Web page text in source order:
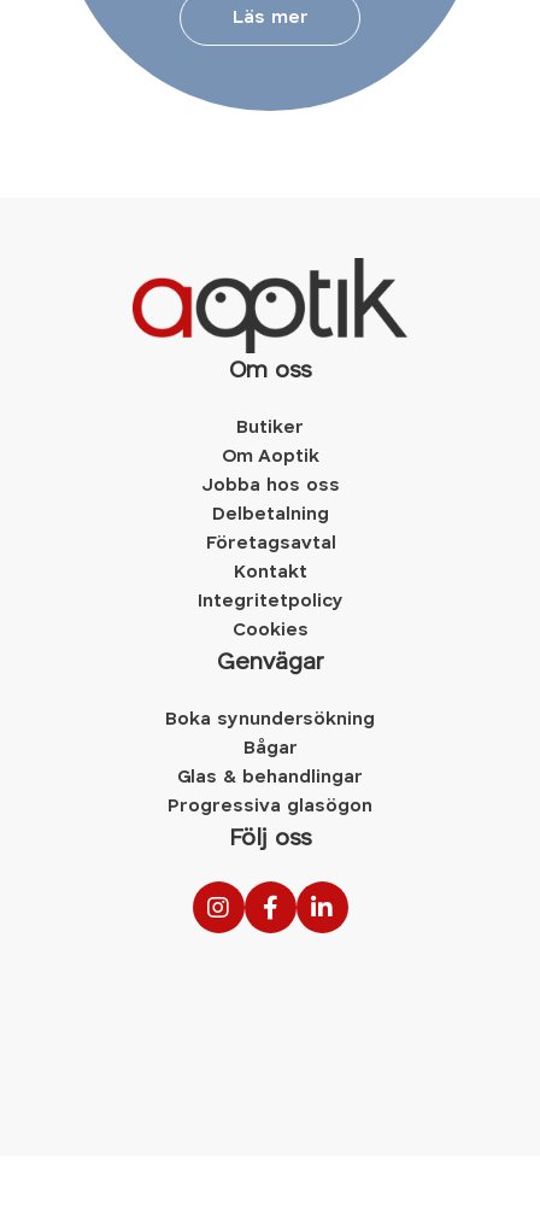
Läs mer
Om oss
Butiker
Om Aoptik
Jobba hos oss
Delbetalning
Företagsavtal
Kontakt
Integritetpolicy
Cookies
Genvägar
Boka synundersökning
Bågar
Glas & behandlingar
Progressiva glasögon
Följ oss